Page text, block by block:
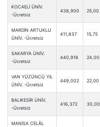
KOCAELİ ÜNİV.
-Ücretsiz
438,900 25,00
MARDİN ARTUKLU
ÜNİV. -Ücretsiz
411,837 15,75
SAKARYA ÜNİV.
-Ücretsiz
440,918 24,00
VAN YÜZÜNCÜ YIL
ÜNİV. -Ücretsiz
449,002 22,00
BALIKESİR ÜNİV.
-Ücretsiz
416,372 30,00
MANİSA CELÂL